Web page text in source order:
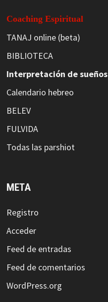
Coaching Espiritual
TANAJ online (beta)
BIBLIOTECA
Interpretación de sueños
Calendario hebreo
BELEV
FULVIDA
Todas las parshiot
META
Registro
Acceder
Feed de entradas
Feed de comentarios
WordPress.org